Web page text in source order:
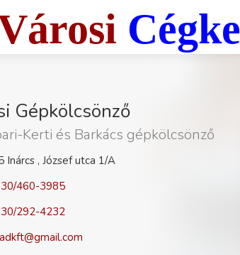
Gépkölcsönző
Kerti és Barkács gépkölcsönző
Inárcs , József utca 1/A
460-3985
292-4232